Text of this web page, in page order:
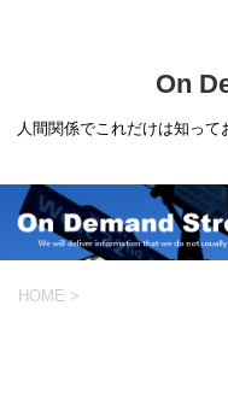
On
人間関係でこれだけは知っ
HOME >